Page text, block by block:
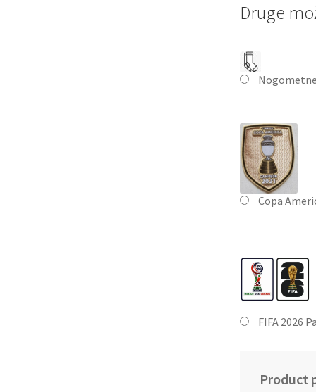
Druge
Copa
FIFA 2026
Product